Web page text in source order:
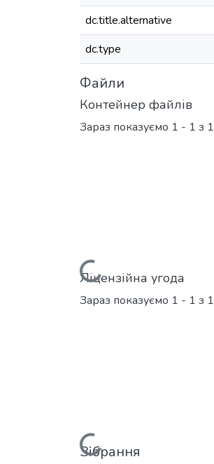
dc.title.alternative
dc.type
Файли
Контейнер файлів
Зараз показуємо 1 - 1 з 1
Вантажиться...
Ліцензійна угода
Зараз показуємо 1 - 1 з 1
Зібрання